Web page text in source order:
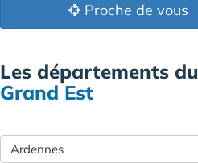
Proche de vous
Les départements du
Grand Est
Ardennes